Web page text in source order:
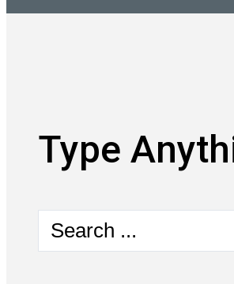
Type
Search
...